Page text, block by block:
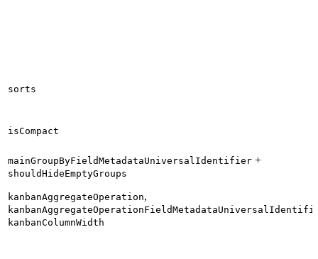
sorts
isCompact
mainGroupByFieldMetadataUniversalIdentifier +
shouldHideEmptyGroups
kanbanAggregateOperation,
kanbanColumnWidth